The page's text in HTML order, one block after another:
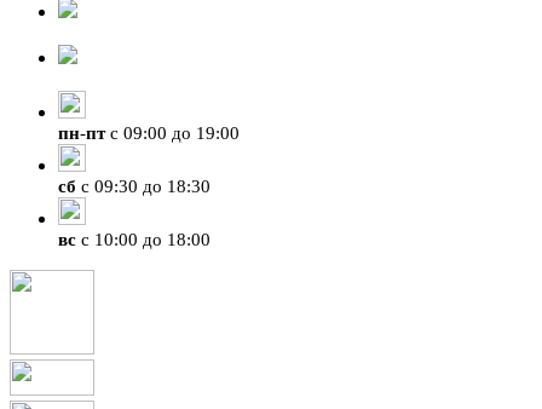
пн-птс 09:00 до 19:00
сб с 09:30 до 18:30
вс с 10:00 до 18:00